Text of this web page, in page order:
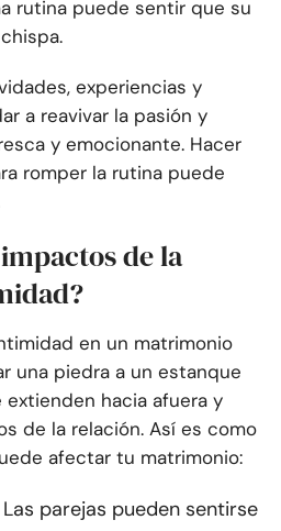
rutina puede sentir que su
experiencias y
a reavivar la pasión y
y emocionante. Hacer
romper la rutina puede
de la
en un matrimonio
una piedra a un estanque
hacia afuera y
de la relación. Así es como
afectar tu matrimonio:
Las parejas pueden sentirse